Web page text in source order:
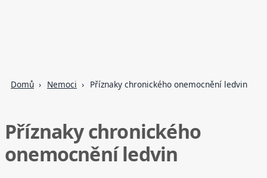
Domů Nemoci Příznaky chronického onemocnění ledvin
Příznaky chronického
onemocnění ledvin